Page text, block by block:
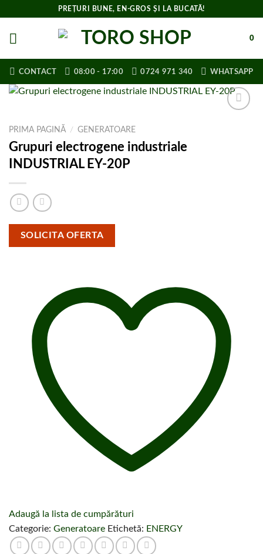
content
PREȚURI BUNE, EN-GROS ȘI LA BUCATĂ!
0
CONTACT 08:00 - 17:00 0724 971 340 WHATSAPP
PRIMA PAGINĂ / GENERATOARE
Grupuri electrogene industriale
INDUSTRIAL EY-20P
SOLICITA OFERTA
Adaugă la lista de cumpărături
Categorie: Generatoare Etichetă: ENERGY